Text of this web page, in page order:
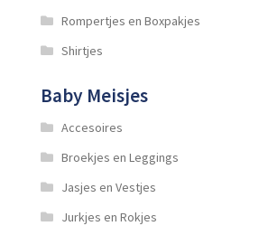
Rompertjes en Boxpakjes
Shirtjes
Baby Meisjes
Accesoires
Broekjes en Leggings
Jasjes en Vestjes
Jurkjes en Rokjes